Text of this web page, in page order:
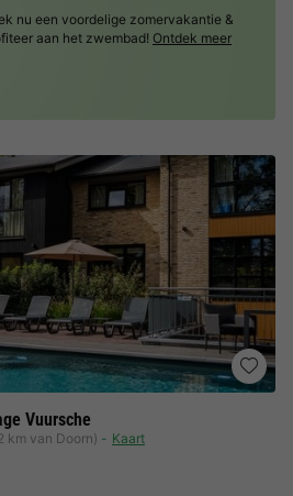
Vuursche
km van Doorn) Kaart
nu een voordelige zomervakantie &
aan het zwembad! Ontdek meer